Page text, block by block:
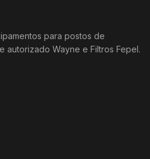
para postos de
autorizado Wayne e Filtros Fepel.